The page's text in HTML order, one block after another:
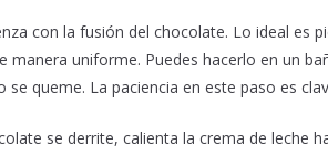
con la fusión del chocolate. Lo ideal es
manera uniforme. Puedes hacerlo en un
se queme. La paciencia en este paso es
se derrite, calienta la crema de leche